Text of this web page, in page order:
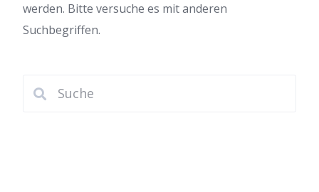
werden. Bitte versuche es mit anderen
Suchbegriffen.